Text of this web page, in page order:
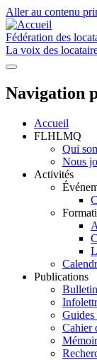
Aller au contenu
Fédération des
La voix des
Navigation
Accueil
FLHLMQ
Qui
Nous
Activités
Publications
Guides
Cahier